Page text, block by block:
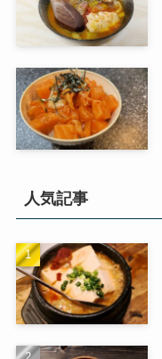
人気記事